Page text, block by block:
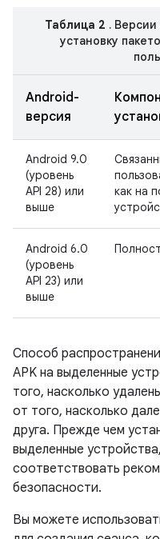
Таблица 2 .
установку
Android-
версия
Android 9.0
(уровень
API 28) или
выше
как на
Android 6.0
(уровень
API 23) или
выше
Способ
APK на выделенные
того, насколько
от того, насколько
друга. Прежде чем
выделенные
соответствовать
безопасности.
Вы можете